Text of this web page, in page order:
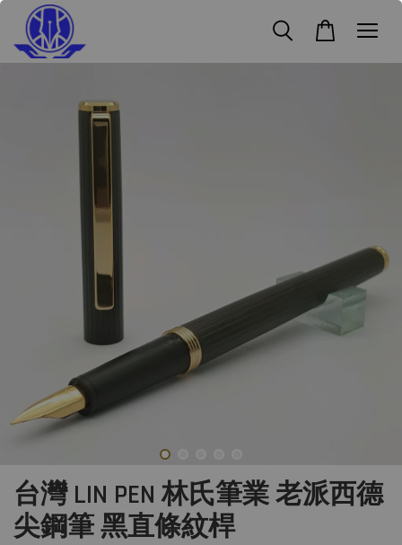
台灣 LIN PEN 林氏筆業 老派西德
尖鋼筆 黑直條紋桿